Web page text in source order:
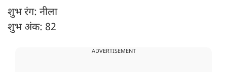
शुभ रंग: नीला
शुभ अंक: 82
ADVERTISEMENT